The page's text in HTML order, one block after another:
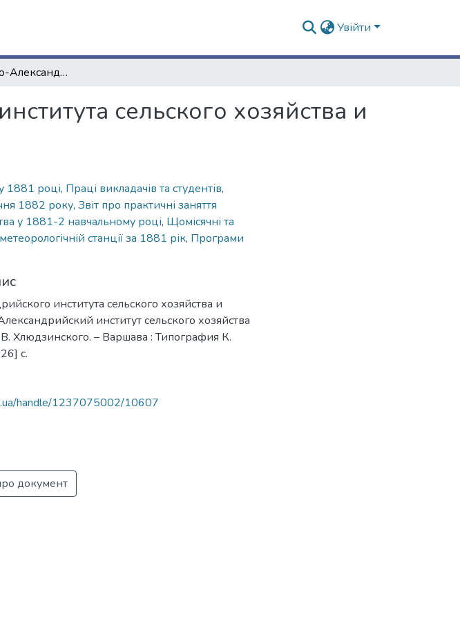
Увійти
Записки Ново-Александровского института сельского хозяйства и лесоводства. Т.6
сельского хозяйства и
1881 році, Праці викладачів та студентів,
1882 року, Звіт про практичні заняття
у 1881-2 навчальному році, Щомісячні та
станції за 1881 рік, Програми
института сельского хозяйства и
институт сельского хозяйства
Хлюдзинского. – Варшава : Типография К.
с.
handle/1237075002/10607
документ